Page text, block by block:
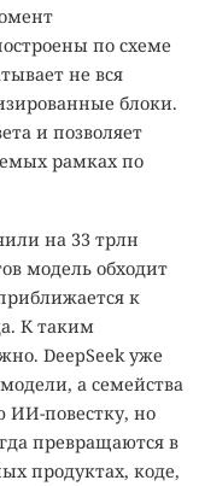
по схеме
не вся
блоки.
и позволяет
рамках по
на 33 трлн
модель обходит
к
К таким
DeepSeek уже
а семейства
ИИ-повестку, но
превращаются в
продуктах, коде,